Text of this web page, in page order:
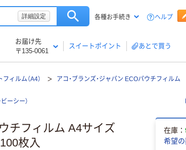
詳細設定 各種お手続き ヘルプ
お届け先
〒135-0061
スイートポイント あとで買う
ィルム（A4） アコ・ブランズ・ジャパン ECOパウチフィルム
ーシー）
チフィルム A4サイズ
枚入
在庫：
希望